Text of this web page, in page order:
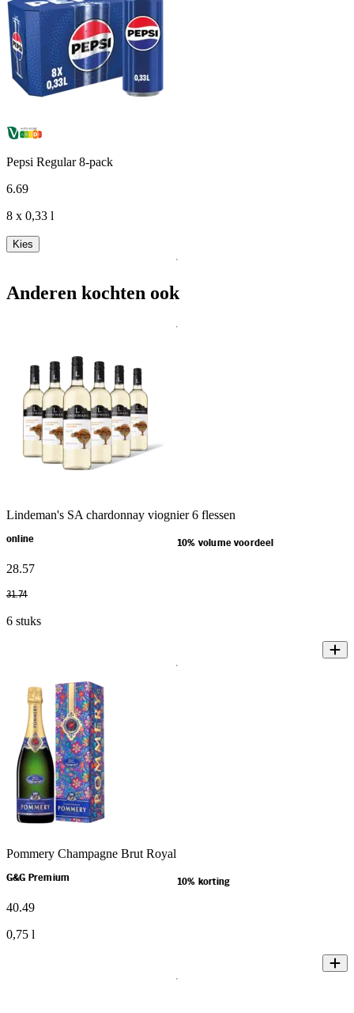
Pepsi Regular 8-pack
6.69
8 x 0,33 l
Kies
Anderen kochten ook
Lindeman's SA chardonnay viognier 6 flessen
online 10% volume voordeel
28.57
31.74
6 stuks
Pommery Champagne Brut Royal
G&G Premium 10% korting
40.49
0,75 l